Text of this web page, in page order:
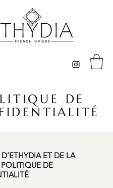
DE
ET DE LA
POLITIQUE DE